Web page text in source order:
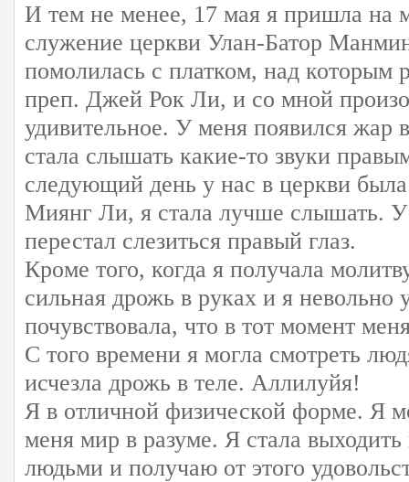
И тем не менее, 17 мая я пришла на
служение церкви Улан-Батор
помолилась с платком, над которым
преп. Джей Рок Ли, и со мной
удивительное. У меня появился жар
стала слышать какие-то звуки
следующий день у нас в церкви была
Миянг Ли, я стала лучше слышать.
перестал слезиться правый глаз.
Кроме того, когда я получала
сильная дрожь в руках и я невольно
почувствовала, что в тот момент
С того времени я могла смотреть
исчезла дрожь в теле. Аллилуйя!
Я в отличной физической форме. Я
меня мир в разуме. Я стала
людьми и получаю от этого